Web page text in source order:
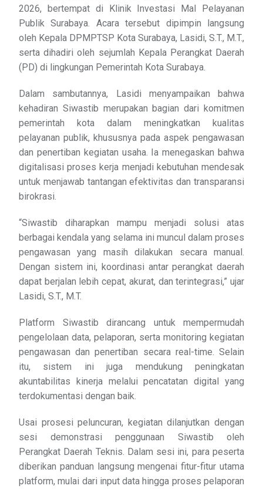
2026, bertempat di Klinik Investasi Mal Pelayanan
Publik Surabaya. Acara tersebut dipimpin langsung
oleh Kepala DPMPTSP Kota Surabaya, Lasidi, S.T., M.T.,
serta dihadiri oleh sejumlah Kepala Perangkat Daerah
(PD) di lingkungan Pemerintah Kota Surabaya.
Dalam sambutannya, Lasidi menyampaikan bahwa
kehadiran Siwastib merupakan bagian dari komitmen
pemerintah kota dalam meningkatkan kualitas
pelayanan publik, khususnya pada aspek pengawasan
dan penertiban kegiatan usaha. Ia menegaskan bahwa
digitalisasi proses kerja menjadi kebutuhan mendesak
untuk menjawab tantangan efektivitas dan transparansi
birokrasi.
“Siwastib diharapkan mampu menjadi solusi atas
berbagai kendala yang selama ini muncul dalam proses
pengawasan yang masih dilakukan secara manual.
Dengan sistem ini, koordinasi antar perangkat daerah
dapat berjalan lebih cepat, akurat, dan terintegrasi,” ujar
Lasidi, S.T., M.T.
Platform Siwastib dirancang untuk mempermudah
pengelolaan data, pelaporan, serta monitoring kegiatan
pengawasan dan penertiban secara real-time. Selain
itu, sistem ini juga mendukung peningkatan
akuntabilitas kinerja melalui pencatatan digital yang
terdokumentasi dengan baik.
Usai prosesi peluncuran, kegiatan dilanjutkan dengan
sesi demonstrasi penggunaan Siwastib oleh
Perangkat Daerah Teknis. Dalam sesi ini, para peserta
diberikan panduan langsung mengenai fitur-fitur utama
platform, mulai dari input data hingga proses pelaporan